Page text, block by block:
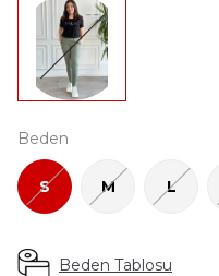
Beden
S M L
Beden Tablosu